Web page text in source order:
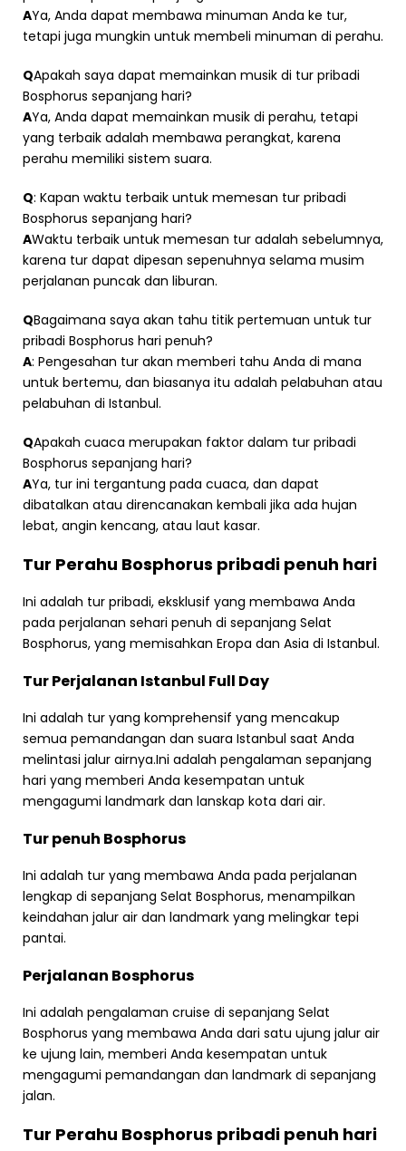
AYa, Anda dapat membawa minuman Anda ke tur,
tetapi juga mungkin untuk membeli minuman di perahu.
QApakah saya dapat memainkan musik di tur pribadi
Bosphorus sepanjang hari?
AYa, Anda dapat memainkan musik di perahu, tetapi
yang terbaik adalah membawa perangkat, karena
perahu memiliki sistem suara.
Q: Kapan waktu terbaik untuk memesan tur pribadi
Bosphorus sepanjang hari?
AWaktu terbaik untuk memesan tur adalah sebelumnya,
karena tur dapat dipesan sepenuhnya selama musim
perjalanan puncak dan liburan.
QBagaimana saya akan tahu titik pertemuan untuk tur
pribadi Bosphorus hari penuh?
A: Pengesahan tur akan memberi tahu Anda di mana
untuk bertemu, dan biasanya itu adalah pelabuhan atau
pelabuhan di Istanbul.
QApakah cuaca merupakan faktor dalam tur pribadi
Bosphorus sepanjang hari?
AYa, tur ini tergantung pada cuaca, dan dapat
dibatalkan atau direncanakan kembali jika ada hujan
lebat, angin kencang, atau laut kasar.
Tur Perahu Bosphorus pribadi penuh hari
Ini adalah tur pribadi, eksklusif yang membawa Anda
pada perjalanan sehari penuh di sepanjang Selat
Bosphorus, yang memisahkan Eropa dan Asia di Istanbul.
Tur Perjalanan Istanbul Full Day
Ini adalah tur yang komprehensif yang mencakup
semua pemandangan dan suara Istanbul saat Anda
melintasi jalur airnya.Ini adalah pengalaman sepanjang
hari yang memberi Anda kesempatan untuk
mengagumi landmark dan lanskap kota dari air.
Tur penuh Bosphorus
Ini adalah tur yang membawa Anda pada perjalanan
lengkap di sepanjang Selat Bosphorus, menampilkan
keindahan jalur air dan landmark yang melingkar tepi
pantai.
Perjalanan Bosphorus
Ini adalah pengalaman cruise di sepanjang Selat
Bosphorus yang membawa Anda dari satu ujung jalur air
ke ujung lain, memberi Anda kesempatan untuk
mengagumi pemandangan dan landmark di sepanjang
jalan.
Tur Perahu Bosphorus pribadi penuh hari